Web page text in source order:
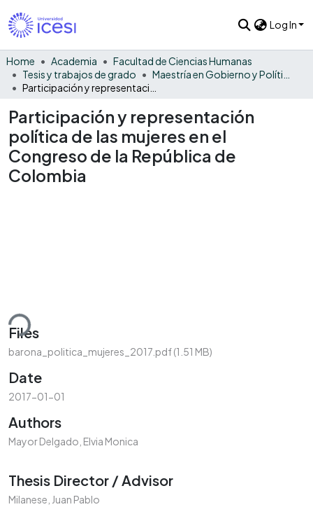
Log In
Home Academia
Facultad de Ciencias Humanas
Tesis y trabajos de grado
Participación y representación
política de las mujeres en el
Congreso de la República de
Colombia
Files
barona_politica_mujeres_2017.pdf(1.51 MB)
Date
2017-01-01
Authors
Mayor Delgado, Elvia Monica
Thesis Director / Advisor
Milanese, Juan Pablo